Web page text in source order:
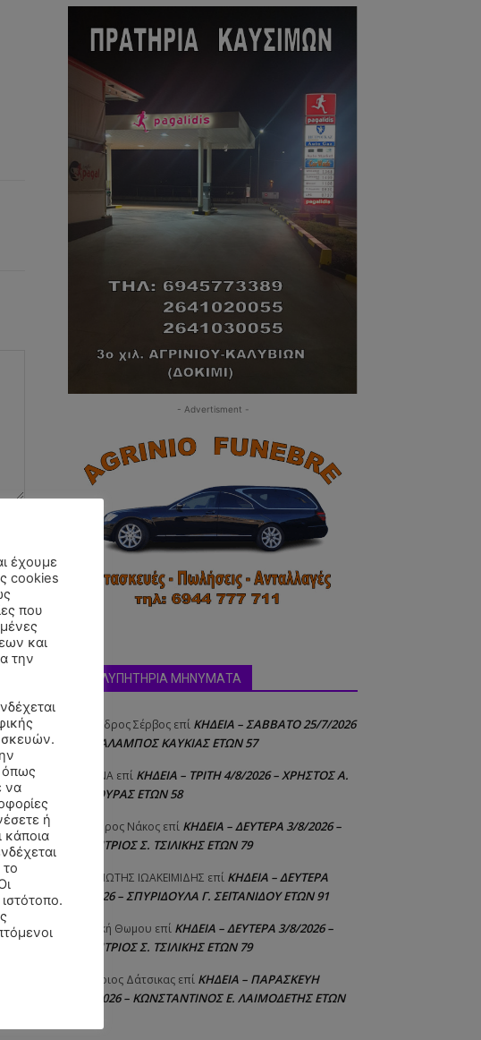
Email:*
Ιστοσελίδα:
- Advertisment -
ΣΥΛΛΥΠΗΤΗΡΙΑ ΜΗΝΥΜΑΤΑ
Αλέξανδρος Σέρβος επί ΚΗΔΕΙΑ – ΣΑΒΒΑΤΟ 25/7/2026
– ΧΑΡΑΛΑΜΠΟΣ ΚΑΥΚΙΑΣ ΕΤΩΝ 57
ΧΡΙΣΤΙΝΑ επί ΚΗΔΕΙΑ – ΤΡΙΤΗ 4/8/2026 – ΧΡΗΣΤΟΣ Α.
ΠΑΛΙΟΥΡΑΣ ΕΤΩΝ 58
Θεόδωρος Νάκος επί ΚΗΔΕΙΑ – ΔΕΥΤΕΡΑ 3/8/2026 –
ΔΗΜΗΤΡΙΟΣ Σ. ΤΣΙΛΙΚΗΣ ΕΤΩΝ 79
ΠΑΝΑΓΙΩΤΗΣ IΩΑΚΕΙΜΙΔΗΣ επί ΚΗΔΕΙΑ – ΔΕΥΤΕΡΑ
3/8/2026 – ΣΠΥΡΙΔΟΥΛΑ Γ. ΣΕΪΤΑΝΙΔΟΥ ΕΤΩΝ 91
Αγγελική Θωμου επί ΚΗΔΕΙΑ – ΔΕΥΤΕΡΑ 3/8/2026 –
ΔΗΜΗΤΡΙΟΣ Σ. ΤΣΙΛΙΚΗΣ ΕΤΩΝ 79
Δημήτριος Δάτσικας επί ΚΗΔΕΙΑ – ΠΑΡΑΣΚΕΥΗ
31/7/2026 – ΚΩΝΣΤΑΝΤΙΝΟΣ Ε. ΛΑΙΜΟΔΕΤΗΣ ΕΤΩΝ
έχουμε
cookies
που
και
την
όπως
να
ή
κάποια